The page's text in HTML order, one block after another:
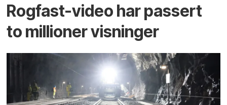
Rogfast-video har passert
to millioner visninger